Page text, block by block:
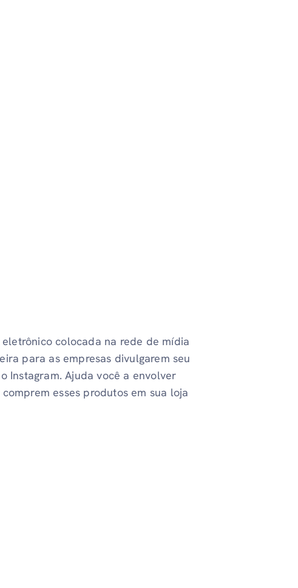
colocada na rede de mídia
para as empresas divulgarem seu
Instagram. Ajuda você a envolver
esses produtos em sua loja